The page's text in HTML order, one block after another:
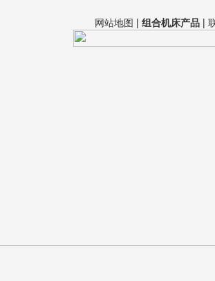
网站地图 | 组合机床产品 |